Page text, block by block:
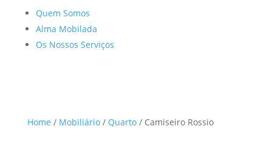
Quem Somos
Alma Mobilada
Os Nossos Serviços
Home / Mobiliário/ Quarto/ Camiseiro Rossio